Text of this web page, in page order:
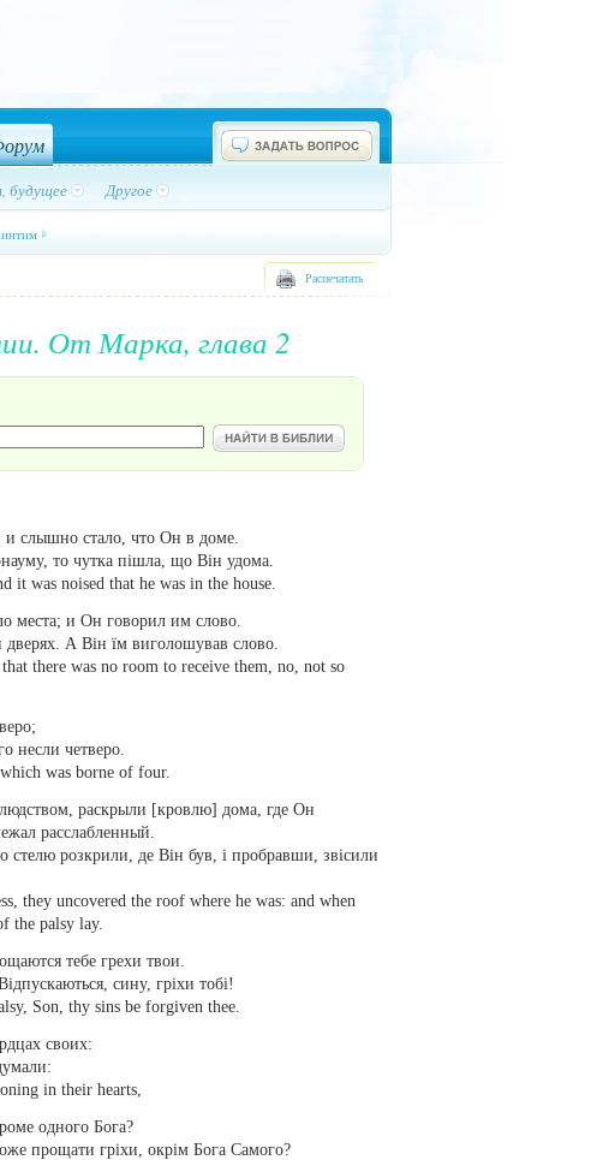
будущее Другое
Распечатать
От Марка, глава 2
и слышно стало, что Он в доме.
то чутка пішла, що Він удома.
it was noised that he was in the house.
места; и Он говорил им слово.
А Він їм виголошував слово.
there was no room to receive them, no, not so
несли четверо.
was borne of four.
раскрыли [кровлю] дома, где Он
расслабленный.
розкрили, де Він був, і пробравши, звісили
they uncovered the roof where he was: and when
the palsy lay.
тебе грехи твои.
сину, гріхи тобі!
Son, thy sins be forgiven thee.
своих:
in their hearts,
одного Бога?
прощати гріхи, окрім Бога Самого?